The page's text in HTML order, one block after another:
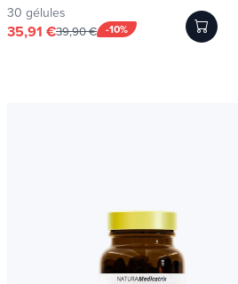
30 gélules
-10%
35,91 €39,90 €